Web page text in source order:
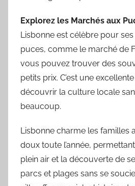
Explorez les Marchés aux
Lisbonne est célèbre pour
puces, comme le marché de
vous pouvez trouver des
petits prix. C’est une
découvrir la culture locale
beaucoup.
Lisbonne charme les familles
doux toute l’année,
plein air et la découverte de
parcs et plages sans se